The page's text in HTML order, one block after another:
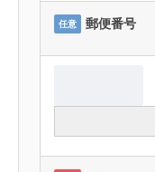
任意 郵便番号